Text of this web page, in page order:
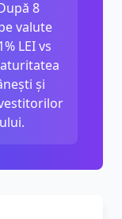
8
valute
LEI vs
și